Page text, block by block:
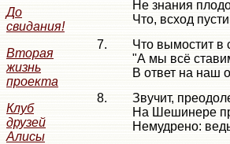
До
свидания!
Вторая
жизнь
проекта
Клуб
друзей
Алисы
Не знания
Что, всход
7.
Что вымостит в
"А мы всё
В ответ на наш
8.
Звучит,
На Шешинере
Немудрено: